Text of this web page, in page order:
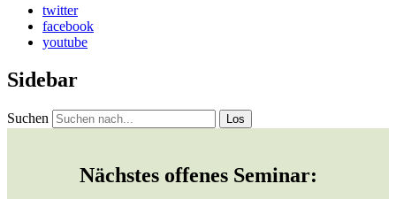
twitter
facebook
youtube
Sidebar
Suchen
Nächstes offenes Seminar: